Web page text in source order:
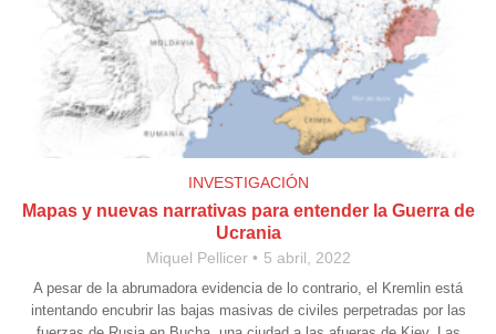
INVESTIGACIÓN
Mapas y nuevas narrativas para entender la Guerra de
Ucrania
Miquel Pellicer 5 abril, 2022
A pesar de la abrumadora evidencia de lo contrario, el Kremlin está
intentando encubrir las bajas masivas de civiles perpetradas por las